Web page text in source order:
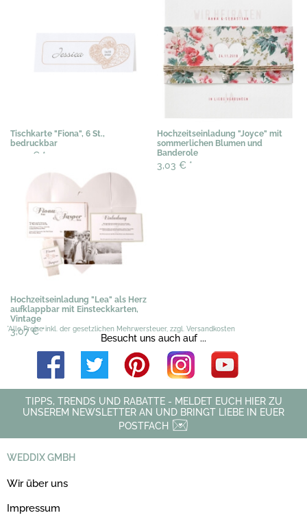
Tischkarte "Fiona", 6 St.,
bedruckbar
3,03 € *
Hochzeitseinladung "Joyce" mit
sommerlichen Blumen und
Banderole
3,03 € *
Hochzeitseinladung "Lea" als Herz
aufklappbar mit Einsteckkarten,
Vintage
3,07 €*
*Alle Preise inkl. der gesetzlichen Mehrwersteuer, zzgl. Versandkosten
Besucht uns auch auf ...
TIPPS, TRENDS UND RABATTE - MELDET EUCH HIER ZU
UNSEREM NEWSLETTER AN UND BRINGT LIEBE IN EUER
POSTFACH
WEDDIX GMBH
Wir über uns
Impressum